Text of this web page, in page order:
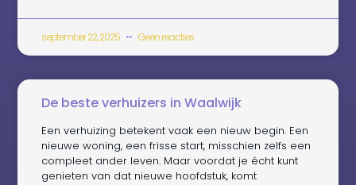
september 22, 2025 Geen reacties
De beste verhuizers in Waalwijk
Een verhuizing betekent vaak een nieuw begin. Een
nieuwe woning, een frisse start, misschien zelfs een
compleet ander leven. Maar voordat je écht kunt
genieten van dat nieuwe hoofdstuk, komt